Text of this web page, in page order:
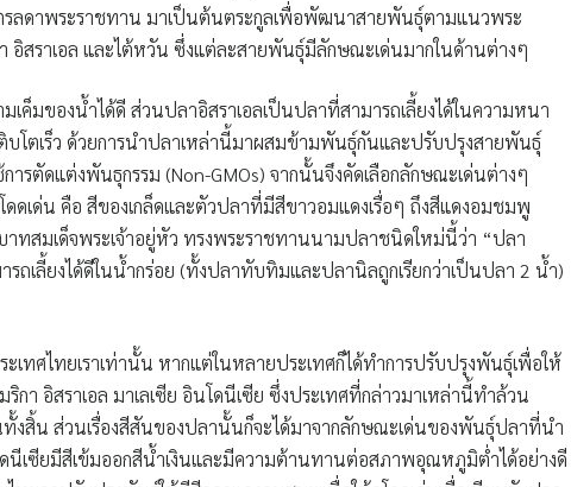
ลดาพระราชทาน มาเป็นต้นตระกูลเพื่อพัฒนาสายพันธุ์ตามแนวพระ
อิสราเอล และไต้หวัน ซึ่งแต่ละสายพันธุ์มีลักษณะเด่นมากในด้านต่างๆ
ค็มของน้ำได้ดี ส่วนปลาอิสราเอลเป็นปลาที่สามารถเลี้ยงได้ในความหนา
โตเร็ว ด้วยการนำปลาเหล่านี้มาผสมข้ามพันธุ์กันและปรับปรุงสายพันธุ์
รตัดแต่งพันธุกรรม (Non-GMOs) จากนั้นจึงคัดเลือกลักษณะเด่นต่างๆ
เด่น คือ สีของเกล็ดและตัวปลาที่มีสีขาวอมแดงเรื่อๆ ถึงสีแดงอมชมพู
ทสมเด็จพระเจ้าอยู่หัว ทรงพระราชทานนามปลาชนิดใหม่นี้ว่า “ปลา
เลี้ยงได้ดีในน้ำกร่อย (ทั้งปลาทับทิมและปลานิลถูกเรียกว่าเป็นปลา 2 น้ำ)
เทศไทยเราเท่านั้น หากแต่ในหลายประเทศก็ได้ทำการปรับปรุงพันธุ์เพื่อให้
ริกา อิสราเอล มาเลเซีย อินโดนีเซีย ซึ่งประเทศที่กล่าวมาเหล่านี้ทำล้วน
งสิ้น ส่วนเรื่องสีสันของปลานั้นก็จะได้มาจากลักษณะเด่นของพันธุ์ปลาที่นำ
เซียมีสีเข้มออกสีน้ำเงินและมีความต้านทานต่อสภาพอุณหภูมิต่ำได้อย่างดี